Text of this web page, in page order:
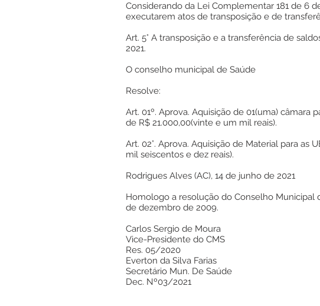
Considerando da Lei Complementar 181 de 6
executarem atos de transposição e de
Art. 5° A transposição e a transferência de
2021.
O conselho municipal de Saúde
Resolve:
Art. 01º. Aprova. Aquisição de 01(uma)
de R$ 21.000,00(vinte e um mil reais).
Art. 02°. Aprova. Aquisição de Material para as
mil seiscentos e dez reais).
Rodrigues Alves (AC), 14 de junho de 2021
Homologo a resolução do Conselho Municipal
de dezembro de 2009.
Carlos Sergio de Moura
Vice-Presidente do CMS
Res. 05/2020
Everton da Silva Farias
Secretário Mun. De Saúde
Dec. Nº03/2021